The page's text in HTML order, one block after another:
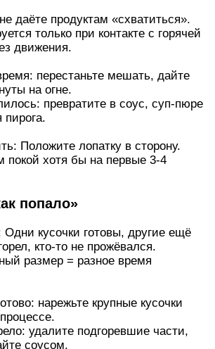
даёте продуктам «схватиться».
только при контакте с горячей
движения.
перестаньте мешать, дайте
на огне.
превратите в соус, суп-пюре
пирога.
Положите лопатку в сторону.
покой хотя бы на первые 3-4
попало»
Одни кусочки готовы, другие ещё
кто-то не прожёвался.
размер = разное время
нарежьте крупные кусочки
удалите подгоревшие части,
соусом.